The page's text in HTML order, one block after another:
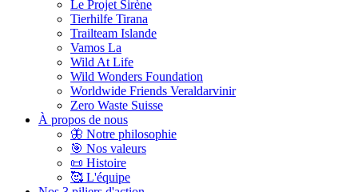
Le Projet Sirène
Tierhilfe Tirana
Trailteam Islande
Vamos La
Wild At Life
Wild Wonders Foundation
Worldwide Friends Veraldarvinir
Zero Waste Suisse
À propos de nous
🦋 Notre philosophie
🎯 Nos valeurs
📜 Histoire
🥰 L'équipe